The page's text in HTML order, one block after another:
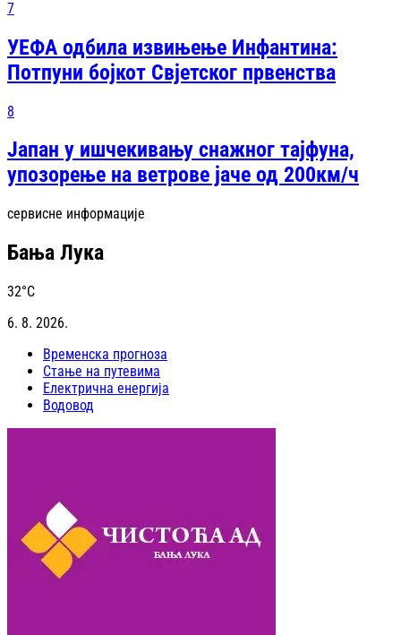
7
УЕФА одбила извињење Инфантина:
Потпуни бојкот Свјетског првенства
8
Јапан у ишчекивању снажног тајфуна,
упозорење на ветрове јаче од 200км/ч
сервисне информације
Бања Лука
32°C
6. 8. 2026.
Временска прогноза
Стање на путевима
Електрична енергија
Водовод